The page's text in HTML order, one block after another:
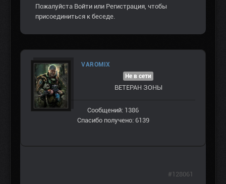
Пожалуйста Войти или Регистрация , чтобы
присоединиться к беседе.
VAROMIX
Не в сети
ВЕТЕРАН ЗOНЫ
Сообщений: 1386
Спасибо получено: 6139
#128061